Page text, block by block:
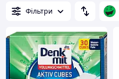
Фільтри